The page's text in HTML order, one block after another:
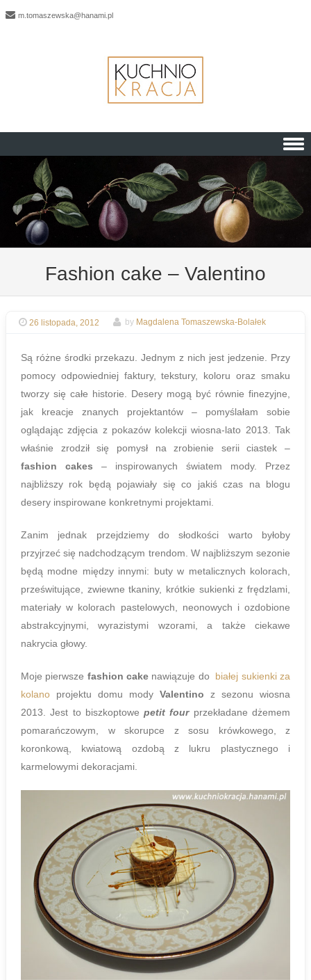
m.tomaszewska@hanami.pl
Skip to content
Fashion cake – Valentino
26 listopada, 2012 by Magdalena Tomaszewska-Bolałek
Są różne środki przekazu. Jednym z nich jest jedzenie. Przy
pomocy odpowiedniej faktury, tekstury, koloru oraz smaku
tworzy się całe historie. Desery mogą być równie finezyjne,
jak kreacje znanych projektantów – pomyślałam sobie
oglądając zdjęcia z pokazów kolekcji wiosna-lato 2013. Tak
właśnie zrodził się pomysł na zrobienie serii ciastek –
fashion cakes – inspirowanych światem mody. Przez
najbliższy rok będą pojawiały się co jakiś czas na blogu
desery inspirowane konkretnymi projektami.
Zanim jednak przejdziemy do słodkości warto byłoby
przyjrzeć się nadchodzącym trendom. W najbliższym sezonie
będą modne między innymi: buty w metalicznych kolorach,
prześwitujące, zwiewne tkaniny, krótkie sukienki z frędzlami,
materiały w kolorach pastelowych, neonowych i ozdobione
abstrakcyjnymi, wyrazistymi wzorami, a także ciekawe
nakrycia głowy.
Moje pierwsze fashion cake nawiązuje do białej sukienki za
kolano projektu domu mody Valentino z sezonu wiosna
2013. Jest to biszkoptowepetit fourprzekładane dżemem
pomarańczowym, w skorupce z sosu krówkowego, z
koronkową, kwiatową ozdobą z lukru plastycznego i
karmelowymi dekoracjami.